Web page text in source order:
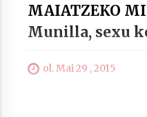
2021/07/
MAIATZEKO
Munilla, sexu
ol. Mai 29 , 2015